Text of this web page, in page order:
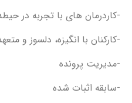
-کاردرمان های با تجربه در
-کارکنان با انگیزه، دلسوز و
-مدیریت پرونده
-سابقه اثبات شده